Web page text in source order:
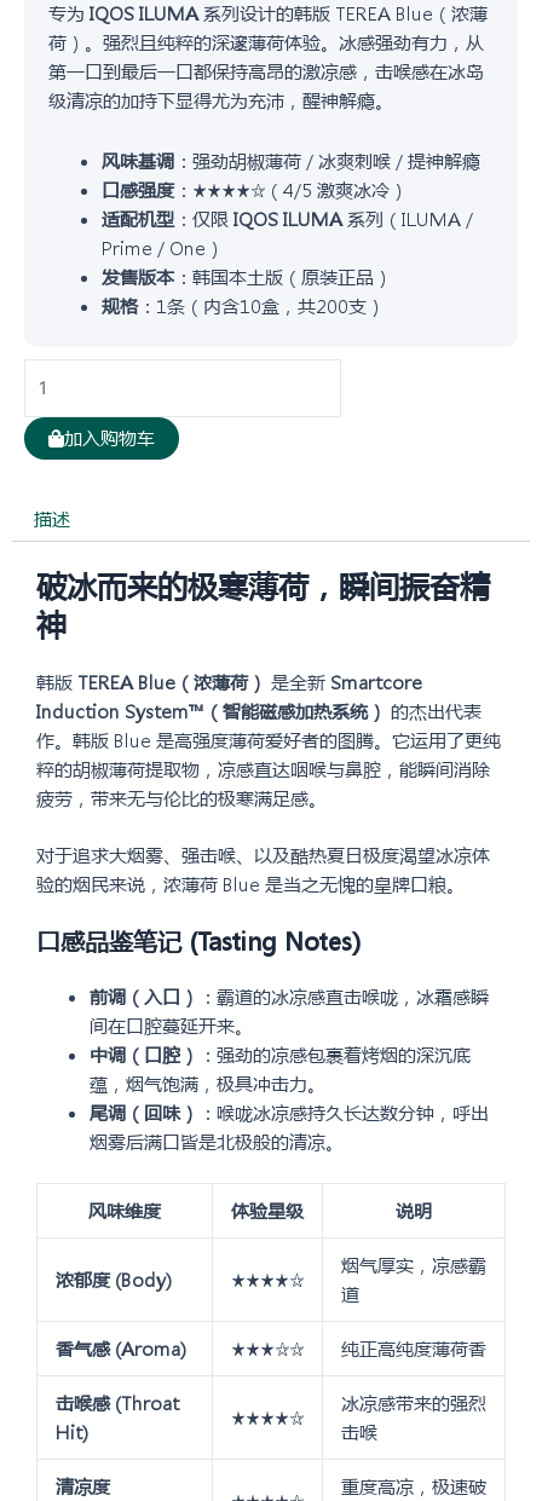
专为 IQOS ILUMA系列设计的韩版 TEREA Blue（浓薄
荷）。强烈且纯粹的深邃薄荷体验。冰感强劲有力，从
第一口到最后一口都保持高昂的激凉感，击喉感在冰岛
级清凉的加持下显得尤为充沛，醒神解瘾。
风味基调：强劲胡椒薄荷 / 冰爽刺喉 / 提神解瘾
口感强度：★★★★☆（4/5 激爽冰冷）
适配机型：仅限 IQOS ILUMA系列（ILUMA /
Prime / One）
发售版本：韩国本土版（原装正品）
规格：1条（内含10盒，共200支）
TEREA
浓
荷
Blue
烟
弹
10
装
数
量
加入购物车
描述
破冰而来的极寒薄荷，瞬间振奋精
神
韩版 TEREA Blue（浓薄荷） 是全新 Smartcore
Induction System™（智能磁感加热系统） 的杰出代表
作。韩版 Blue 是高强度薄荷爱好者的图腾。它运用了更纯
粹的胡椒薄荷提取物，凉感直达咽喉与鼻腔，能瞬间消除
疲劳，带来无与伦比的极寒满足感。
对于追求大烟雾、强击喉、以及酷热夏日极度渴望冰凉体
验的烟民来说，浓薄荷 Blue 是当之无愧的皇牌口粮。
口感品鉴笔记 (Tasting Notes)
前调（入口） ：霸道的冰凉感直击喉咙，冰霜感瞬
间在口腔蔓延开来。
中调（口腔） ：强劲的凉感包裹着烤烟的深沉底
蕴，烟气饱满，极具冲击力。
尾调（回味） ：喉咙冰凉感持久长达数分钟，呼出
烟雾后满口皆是北极般的清凉。
风味维度 体验星级 说明
浓郁度 (Body) ★★★★☆
烟气厚实，凉感霸
道
香气感 (Aroma) ★★★☆☆ 纯正高纯度薄荷香
击喉感 (Throat
Hit)
★★★★☆
冰凉感带来的强烈
击喉
清凉度 重度高凉，极速破